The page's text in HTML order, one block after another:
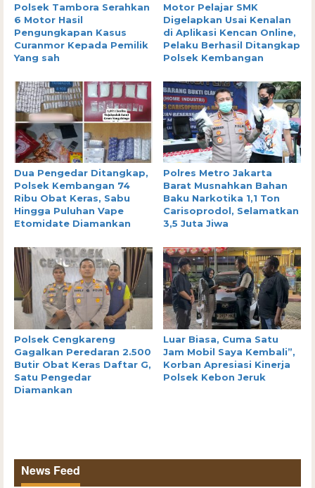
Polsek Tambora Serahkan
6 Motor Hasil
Pengungkapan Kasus
Curanmor Kepada Pemilik
Yang sah
Motor Pelajar SMK
Digelapkan Usai Kenalan
di Aplikasi Kencan Online,
Pelaku Berhasil Ditangkap
Polsek Kembangan
Dua Pengedar Ditangkap,
Polsek Kembangan 74
Ribu Obat Keras, Sabu
Hingga Puluhan Vape
Etomidate Diamankan
Polres Metro Jakarta
Barat Musnahkan Bahan
Baku Narkotika 1,1 Ton
Carisoprodol, Selamatkan
3,5 Juta Jiwa
Polsek Cengkareng
Gagalkan Peredaran 2.500
Butir Obat Keras Daftar G,
Satu Pengedar
Diamankan
Luar Biasa, Cuma Satu
Jam Mobil Saya Kembali”,
Korban Apresiasi Kinerja
Polsek Kebon Jeruk
News Feed